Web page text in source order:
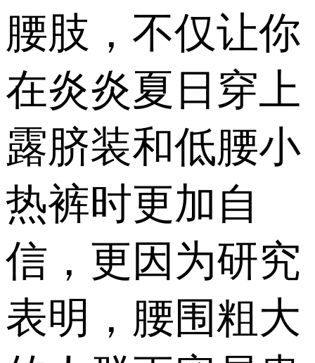
腰肢，不仅让你
在炎炎夏日穿上
露脐装和低腰小
热裤时更加自
信，更因为研究
表明，腰围粗大